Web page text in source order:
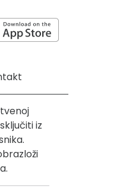
iz